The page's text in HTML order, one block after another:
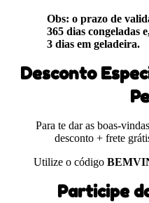
Obs: o prazo de
365 dias congeladas
3 dias em geladeira.
Desconto
Para te dar as boas-
desconto + frete
Utilize o código
Participe